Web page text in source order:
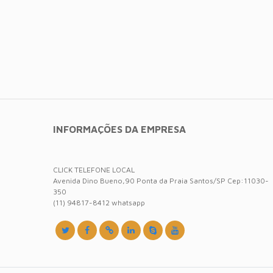
INFORMAÇÕES DA EMPRESA
CLICK TELEFONE LOCAL
Avenida Dino Bueno,90 Ponta da Praia Santos/SP Cep:11030-
350
(11) 94817-8412 whatsapp